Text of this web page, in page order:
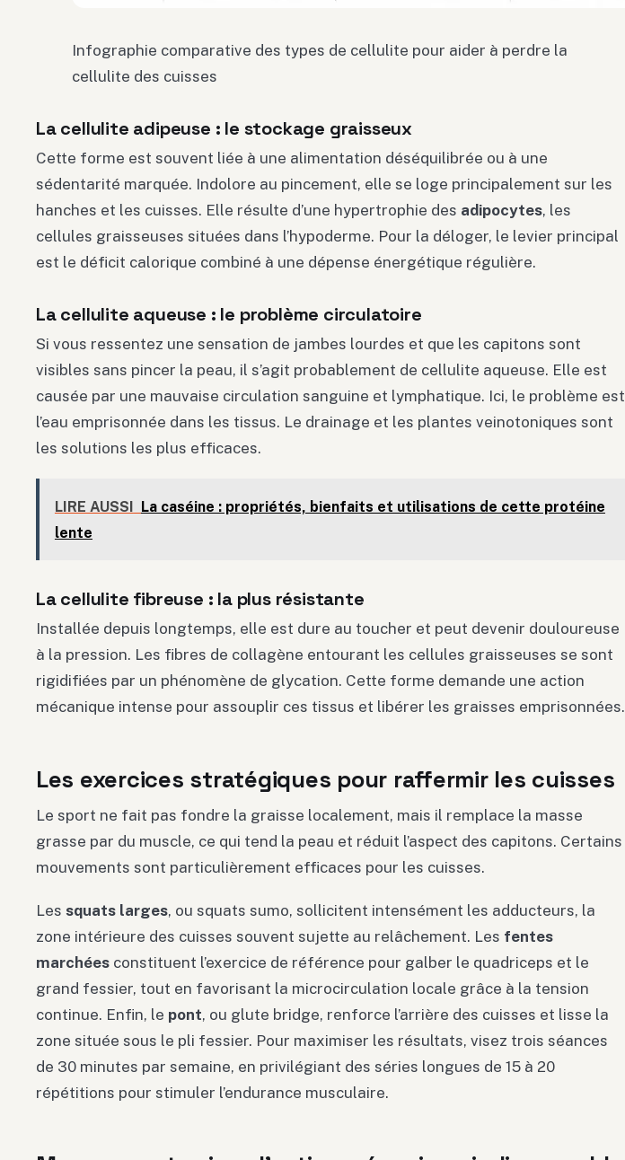
Infographie comparative des types de cellulite pour aider à perdre la
cellulite des cuisses
La cellulite adipeuse : le stockage graisseux
Cette forme est souvent liée à une alimentation déséquilibrée ou à une
sédentarité marquée. Indolore au pincement, elle se loge principalement sur les
hanches et les cuisses. Elle résulte d’une hypertrophie des adipocytes, les
cellules graisseuses situées dans l’hypoderme. Pour la déloger, le levier principal
est le déficit calorique combiné à une dépense énergétique régulière.
La cellulite aqueuse : le problème circulatoire
Si vous ressentez une sensation de jambes lourdes et que les capitons sont
visibles sans pincer la peau, il s’agit probablement de cellulite aqueuse. Elle est
causée par une mauvaise circulation sanguine et lymphatique. Ici, le problème est
l’eau emprisonnée dans les tissus. Le drainage et les plantes veinotoniques sont
les solutions les plus efficaces.
LIRE AUSSI La caséine : propriétés, bienfaits et utilisations de cette protéine
lente
La cellulite fibreuse : la plus résistante
Installée depuis longtemps, elle est dure au toucher et peut devenir douloureuse
à la pression. Les fibres de collagène entourant les cellules graisseuses se sont
rigidifiées par un phénomène de glycation. Cette forme demande une action
mécanique intense pour assouplir ces tissus et libérer les graisses emprisonnées.
Les exercices stratégiques pour raffermir les cuisses
Le sport ne fait pas fondre la graisse localement, mais il remplace la masse
grasse par du muscle, ce qui tend la peau et réduit l’aspect des capitons. Certains
mouvements sont particulièrement efficaces pour les cuisses.
Les squats larges, ou squats sumo, sollicitent intensément les adducteurs, la
zone intérieure des cuisses souvent sujette au relâchement. Les fentes
marchées constituent l’exercice de référence pour galber le quadriceps et le
grand fessier, tout en favorisant la microcirculation locale grâce à la tension
continue. Enfin, le pont, ou glute bridge, renforce l’arrière des cuisses et lisse la
zone située sous le pli fessier. Pour maximiser les résultats, visez trois séances
de 30 minutes par semaine, en privilégiant des séries longues de 15 à 20
répétitions pour stimuler l’endurance musculaire.